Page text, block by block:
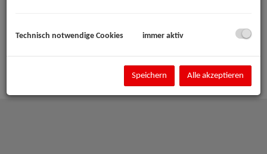
Technisch notwendige Cookies immer aktiv
Speichern Alle akzeptieren